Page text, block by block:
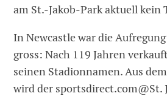
am St.-Jakob-Park aktuell kein
In Newcastle war die
gross: Nach 119 Jahren
seinen Stadionnamen. Aus
wird der sportsdirect.com@St.